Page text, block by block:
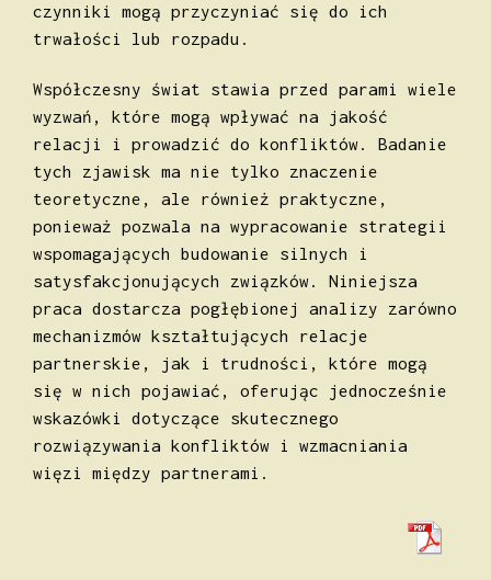
czynniki mogą przyczyniać się do ich
trwałości lub rozpadu.
Współczesny świat stawia przed parami wiele
wyzwań, które mogą wpływać na jakość
relacji i prowadzić do konfliktów. Badanie
tych zjawisk ma nie tylko znaczenie
teoretyczne, ale również praktyczne,
ponieważ pozwala na wypracowanie strategii
wspomagających budowanie silnych i
satysfakcjonujących związków. Niniejsza
praca dostarcza pogłębionej analizy zarówno
mechanizmów kształtujących relacje
partnerskie, jak i trudności, które mogą
się w nich pojawiać, oferując jednocześnie
wskazówki dotyczące skutecznego
rozwiązywania konfliktów i wzmacniania
więzi między partnerami.